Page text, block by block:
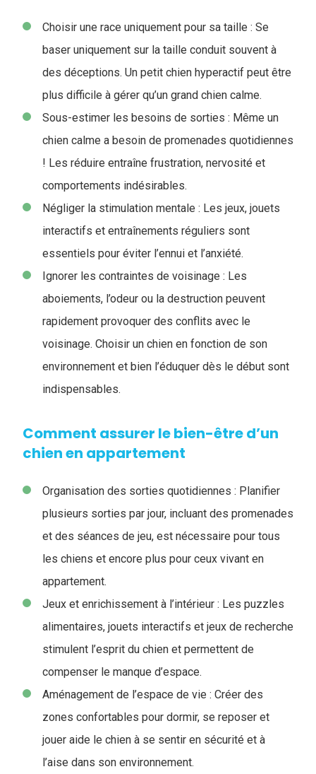
Choisir une race uniquement pour sa taille : Se
baser uniquement sur la taille conduit souvent à
des déceptions. Un petit chien hyperactif peut être
plus difficile à gérer qu’un grand chien calme.
Sous-estimer les besoins de sorties : Même un
chien calme a besoin de promenades quotidiennes
! Les réduire entraîne frustration, nervosité et
comportements indésirables.
Négliger la stimulation mentale : Les jeux, jouets
interactifs et entraînements réguliers sont
essentiels pour éviter l’ennui et l’anxiété.
Ignorer les contraintes de voisinage : Les
aboiements, l’odeur ou la destruction peuvent
rapidement provoquer des conflits avec le
voisinage. Choisir un chien en fonction de son
environnement et bien l’éduquer dès le début sont
indispensables.
Comment assurer le bien-être d’un
chien en appartement
Organisation des sorties quotidiennes : Planifier
plusieurs sorties par jour, incluant des promenades
et des séances de jeu, est nécessaire pour tous
les chiens et encore plus pour ceux vivant en
appartement.
Jeux et enrichissement à l’intérieur : Les puzzles
alimentaires, jouets interactifs et jeux de recherche
stimulent l’esprit du chien et permettent de
compenser le manque d’espace.
Aménagement de l’espace de vie : Créer des
zones confortables pour dormir, se reposer et
jouer aide le chien à se sentir en sécurité et à
l’aise dans son environnement.